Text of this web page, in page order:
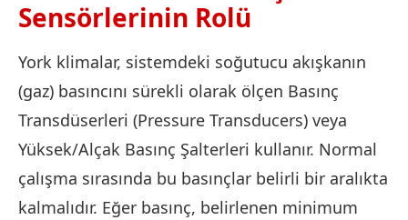
Sensörlerinin Rolü
York klimalar, sistemdeki soğutucu akışkanın
(gaz) basıncını sürekli olarak ölçen Basınç
Transdüserleri (Pressure Transducers) veya
Yüksek/Alçak Basınç Şalterleri kullanır. Normal
çalışma sırasında bu basınçlar belirli bir aralıkta
kalmalıdır. Eğer basınç, belirlenen minimum